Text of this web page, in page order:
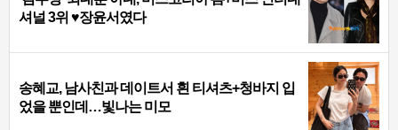
셔널 3위 ♥장윤서였다
송혜교, 남사친과 데이트서 흰 티셔츠+청바지 입
었을 뿐인데…빛나는 미모